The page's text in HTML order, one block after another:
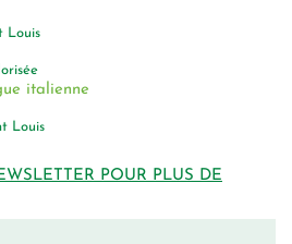
Louis
italienne
Louis
POUR PLUS DE